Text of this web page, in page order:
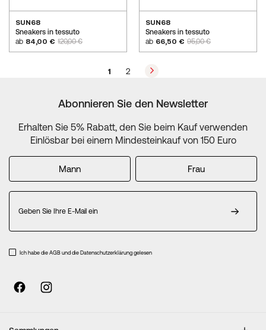
SUN68
Sneakers in tessuto
ab 84,00 € 120,00 €
SUN68
Sneakers in tessuto
ab 66,50 € 95,00 €
Seite
Sie
die
1 Seite
2
Abonnieren Sie den Newsletter
Erhalten Sie 5% Rabatt, den Sie beim Kauf verwenden
Einlösbar bei einem Mindesteinkauf von 150 Euro
Mann Frau
Sie
Ich habe die AGB und die Datenschutzerklärung gelesen